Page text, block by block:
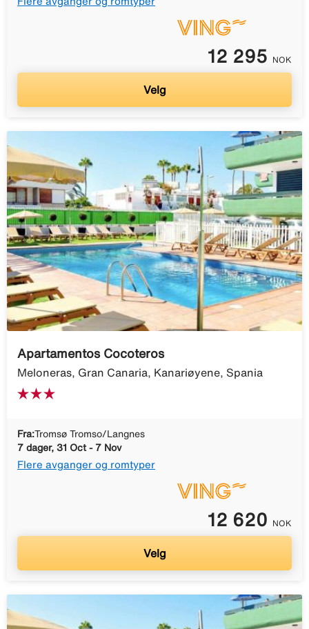
12 295 NOK
Velg
Apartamentos Cocoteros
Meloneras, Gran Canaria, Kanariøyene, Spania
Fra:Tromsø Tromso/Langnes
7 dager, 31 Oct - 7 Nov
Flere avganger og romtyper
12 620 NOK
Velg